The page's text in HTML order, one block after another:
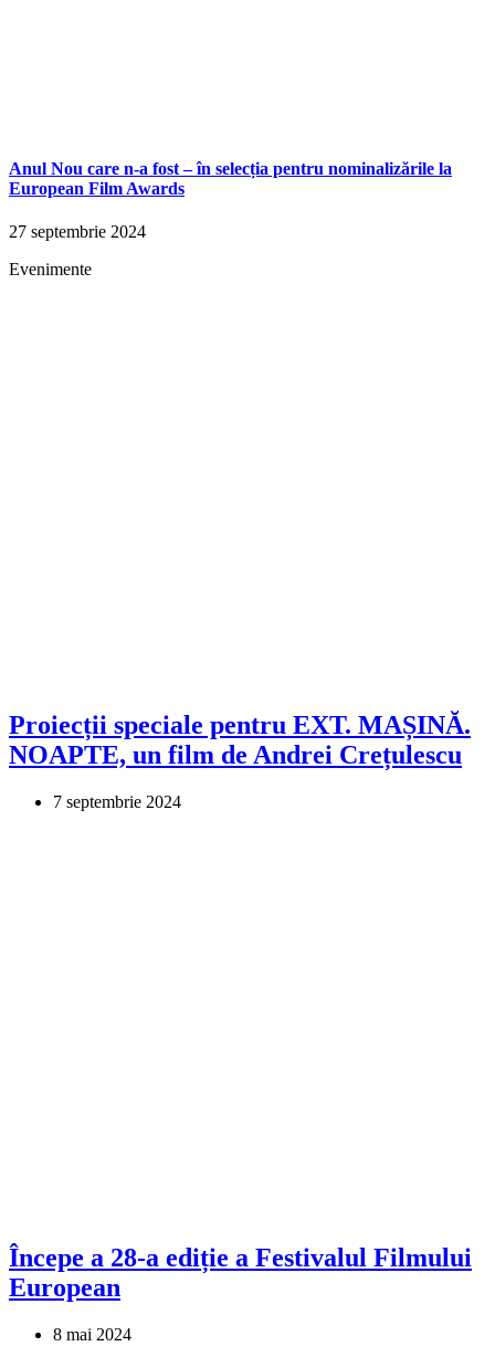
Anul Nou care n-a fost – în selecția pentru nominalizările la
European Film Awards
27 septembrie 2024
Evenimente
Proiecții speciale pentru EXT. MAȘINĂ.
NOAPTE, un film de Andrei Crețulescu
7 septembrie 2024
Începe a 28-a ediție a Festivalul Filmului
European
8 mai 2024